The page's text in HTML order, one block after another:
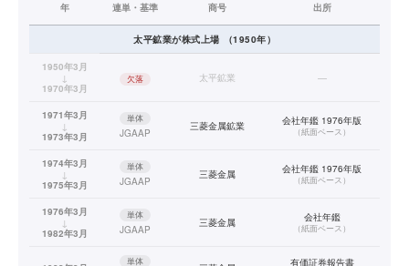
年 連単・基準 商号 出所
太平鉱業が株式上場 （1950年）
1950年3月
↓
1970年3月
欠落 太平鉱業 —
1971年3月
↓
1973年3月
単体
JGAAP
三菱金属鉱業 会社年鑑 1976年版
（紙面ベース）
1974年3月
↓
1975年3月
単体
JGAAP
三菱金属 会社年鑑 1976年版
（紙面ベース）
1976年3月
↓
1982年3月
単体
JGAAP
三菱金属 会社年鑑
（紙面ベース）
単体 有価証券報告書